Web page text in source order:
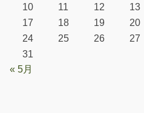
10
11 12 13
17
18 19 20
24
25 26 27
31
« 5月